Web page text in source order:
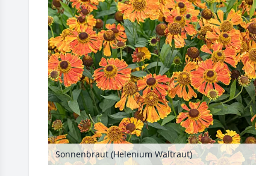
Sonnenbraut (Helenium Waltraut)